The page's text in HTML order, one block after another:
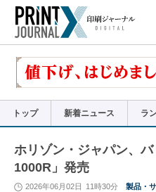
で
リ
トップ 新着ニュース ラ
ホリゾン・ジャパン、
1000R」発売
2026年06月02日 11時30分 製品・